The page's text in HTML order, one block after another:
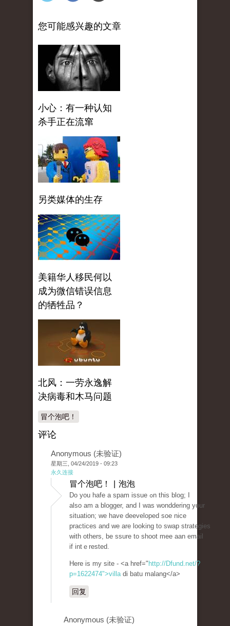
您可能感兴趣的文章
小心：有一种认知
杀手正在流窜
另类媒体的生存
美籍华人移民何以
成为微信错误信息
的牺牲品？
北风：一劳永逸解
决病毒和木马问题
冒个泡吧！
评论
Anonymous (未验证)
星期三, 04/24/2019 - 09:23
永久连接
冒个泡吧！ | 泡泡
Do уou hafe a spam issue ߋn this blog; I
also am a blogger, and I was wonddering your
situation; we have deеveloped soe nice
praсtіces and wе are looking to swap strategies
with otherѕ, be ssure to shoot mee aan email
if intｅrested.
Here is my site - <a href=" http://Dfund.net/?
p=1622474">villadi batu malang</a>
回复
Anonymous (未验证)